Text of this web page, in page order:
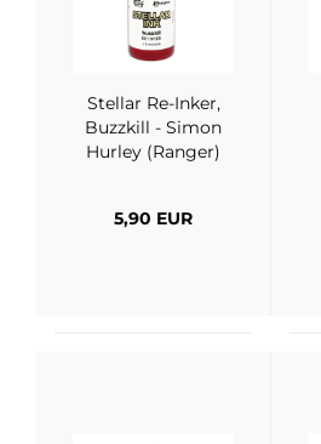
Stellar Re-Inker,
Buzzkill - Simon
Hurley (Ranger)
5,90 EUR